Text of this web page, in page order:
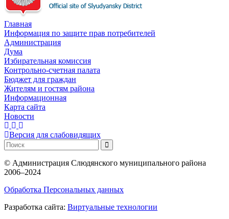
Главная
Информация по защите прав потребителей
Администрация
Дума
Избирательная комиссия
Контрольно-счетная палата
Бюджет для граждан
Жителям и гостям района
Информационная
Карта сайта
Новости
Версия для слабовидящих
© Администрация Слюдянского муниципального района
2006–2024
Обработка Персональных данных
Разработка сайта: Виртуальные технологии